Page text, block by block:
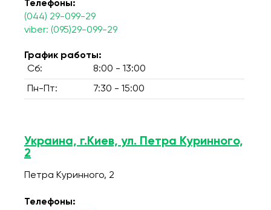
Телефоны:
(044) 29-099-29
viber: (095)29-099-29
График работы:
Сб:
8:00 - 13:00
Пн-Пт: 7:30 - 15:00
Украина, г.Киев, ул. Петра Куринного,
2
Петра Куринного, 2
Телефоны: